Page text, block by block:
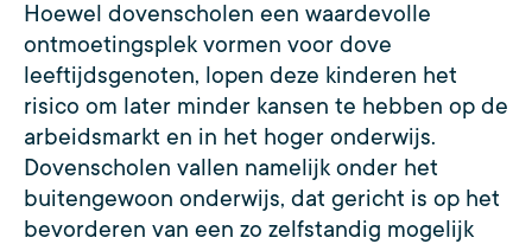
Hoewel dovenscholen een waardevolle
ontmoetingsplek vormen voor dove
leeftijdsgenoten, lopen deze kinderen het
risico om later minder kansen te hebben op de
arbeidsmarkt en in het hoger onderwijs.
Dovenscholen vallen namelijk onder het
buitengewoon onderwijs, dat gericht is op het
bevorderen van een zo zelfstandig mogelijk